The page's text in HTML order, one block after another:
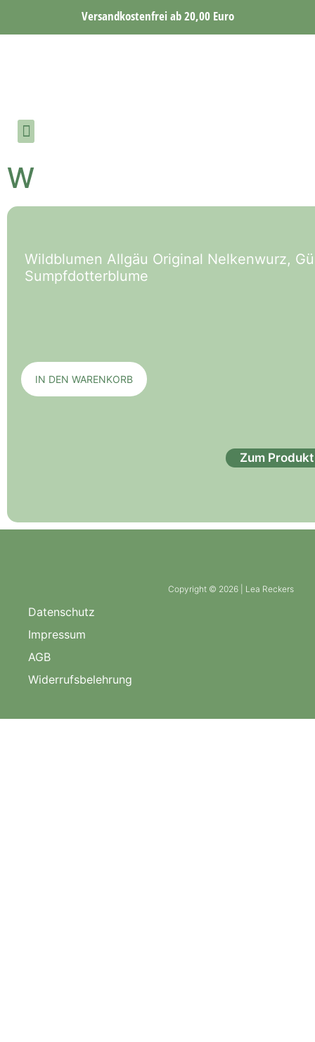
Versandkostenfrei ab 20,00 Euro
W
Wildblumen Allgäu Original Nelkenwurz,
Sumpfdotterblume
IN DEN WARENKORB
Zum Produkt
Copyright © 2026 | Lea Reckers
Datenschutz
Impressum
AGB
Widerrufsbelehrung